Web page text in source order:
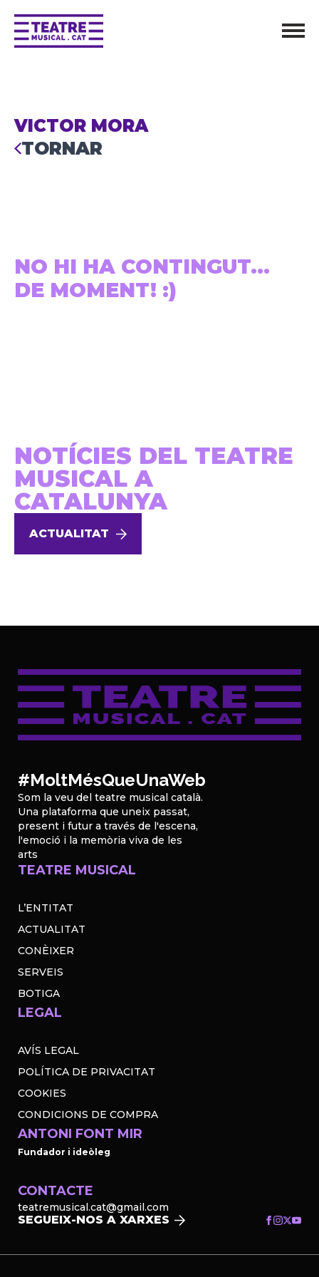
VICTOR MORA
TORNAR
NO HI HA CONTINGUT...
DE MOMENT! :)
NOTÍCIES DEL TEATRE
MUSICAL A
CATALUNYA
ACTUALITAT
#MoltMésQueUnaWeb
Som la veu del teatre musical català.
Una plataforma que uneix passat,
present i futur a través de l'escena,
l'emoció i la memòria viva de les
arts
TEATRE MUSICAL
L’ENTITAT
ACTUALITAT
CONÈIXER
SERVEIS
BOTIGA
LEGAL
AVÍS LEGAL
POLÍTICA DE PRIVACITAT
COOKIES
CONDICIONS DE COMPRA
ANTONI FONT MIR
Fundador i ideòleg
CONTACTE
teatremusical.cat@gmail.com
SEGUEIX-NOS A XARXES